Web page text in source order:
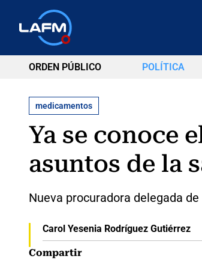
ORDEN PÚBLICO POLÍTICA
medicamentos
Ya se conoce
asuntos de la
Nueva procuradora delegada
Carol Yesenia Rodríguez Gutiérrez
Compartir